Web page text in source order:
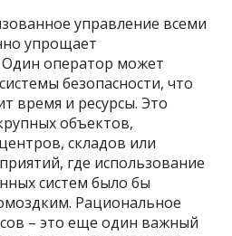
управление всеми
упрощает
оператор может
безопасности, что
время и ресурсы. Это
объектов,
складов или
где использование
систем было бы
Рациональное
– это еще один важный